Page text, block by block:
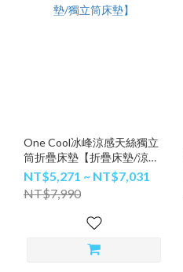
One Cool冰峰涼感天絲獨立
筒折疊床墊【折疊床墊/涼感
床墊/獨立筒床墊】
NT$5,271 ~ NT$7,031
NT$7,990